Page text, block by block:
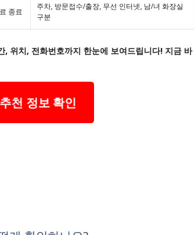
종료
주차, 방문접수/출장, 무선 인터넷, 남/녀 화장실
구분
위치, 전화번호까지 한눈에 보여드립니다! 지금 바
천 정보 확인